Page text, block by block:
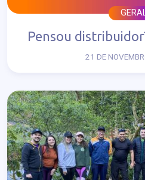
Pensou
21 DE